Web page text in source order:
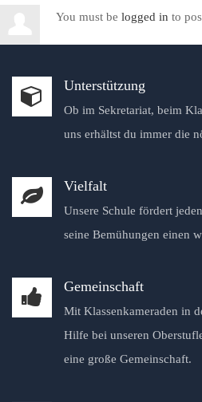
You must be logged in to
Unterstützung
Ob im Sekretariat, beim
uns erhältst du immer die
Vielfalt
Unsere Schule fördert
seine Bemühungen einen
Gemeinschaft
Mit Klassenkameraden in
Hilfe bei unseren
eine große Gemeinschaft.